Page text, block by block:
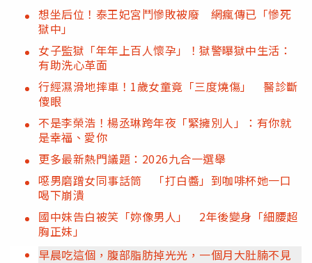
想坐后位！泰王妃宮鬥慘敗被廢 網瘋傳已「慘死
獄中」
女子監獄「年年上百人懷孕」！獄警曝獄中生活：
有助洗心革面
行經濕滑地摔車！1歲女童竟「三度燒傷」 醫診斷
傻眼
不是李榮浩！楊丞琳跨年夜「緊擁別人」：有你就
是幸福、愛你
更多最新熱門議題：2026九合一選舉
噁男磨蹭女同事話筒 「打白醬」到咖啡杯她一口
喝下崩潰
國中妹告白被笑「妳像男人」 2年後變身「細腰超
胸正妹」
早晨吃這個，腹部脂肪掉光光，一個月大肚腩不見